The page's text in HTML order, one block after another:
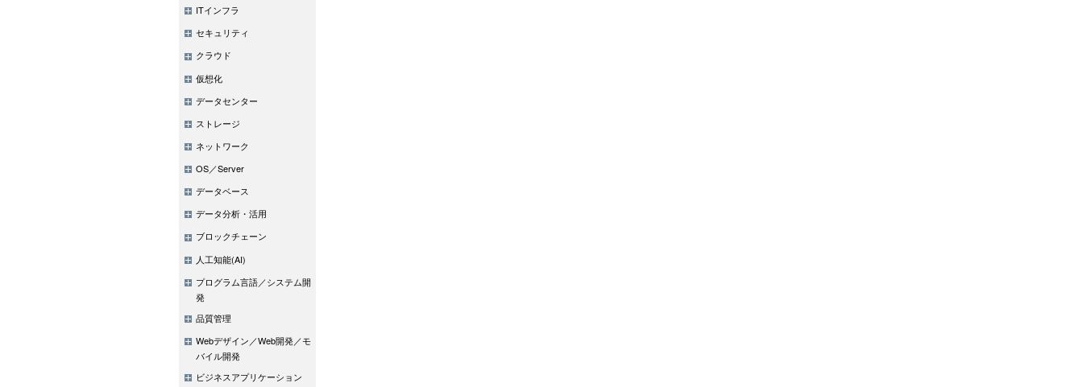
ITインフラ
セキュリティ
クラウド
仮想化
データセンター
ストレージ
ネットワーク
OS／Server
データベース
データ分析・活用
ブロックチェーン
人工知能(AI)
プログラム言語／システム開
発
品質管理
Webデザイン／Web開発／モ
バイル開発
ビジネスアプリケーション